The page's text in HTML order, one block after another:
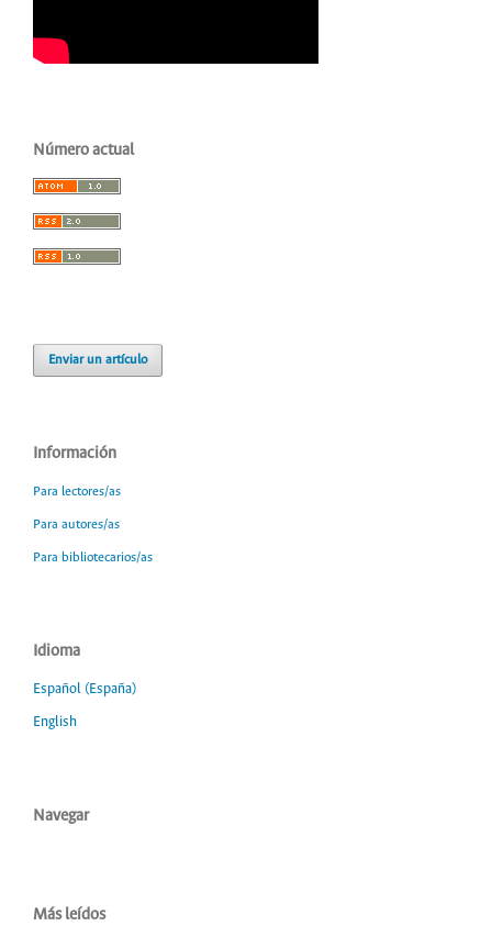
Número actual
Enviar un artículo
Información
Para lectores/as
Para autores/as
Para bibliotecarios/as
Idioma
Español (España)
English
Navegar
Más leídos